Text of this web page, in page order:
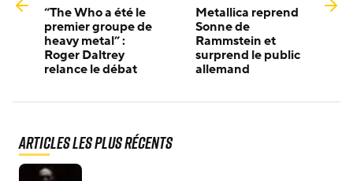
“The Who a été le
premier groupe de
heavy metal” :
Roger Daltrey
relance le débat
Metallica reprend
Sonne de
Rammstein et
surprend le public
allemand
Articles les plus récents